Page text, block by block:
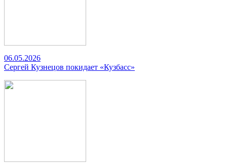
06.05.2026
Сергей Кузнецов покидает «Кузбасс»